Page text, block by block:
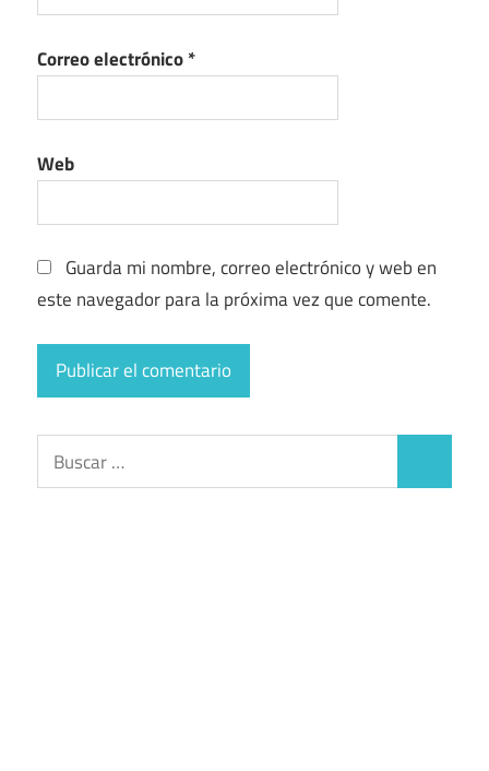
Correo electrónico*
Web
Guarda mi nombre, correo electrónico y web en
este navegador para la próxima vez que comente.
Buscar: